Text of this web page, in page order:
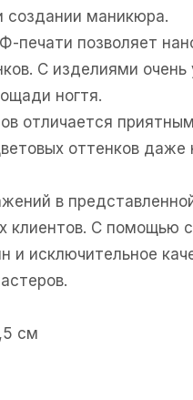
создании маникюра.
печати позволяет
С изделиями
ногтя.
отличается
оттенков
в
клиентов. С помощью
и исключительное
см